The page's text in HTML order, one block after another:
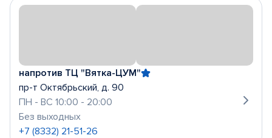
напротив ТЦ "Вятка-ЦУМ"
пр-т Октябрьский, д. 90
ПН - ВС 10:00 - 20:00
Без выходных
+7 (8332) 21-51-26